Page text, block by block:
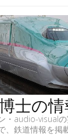
士の
・audio-visual
、鉄道情報を掲